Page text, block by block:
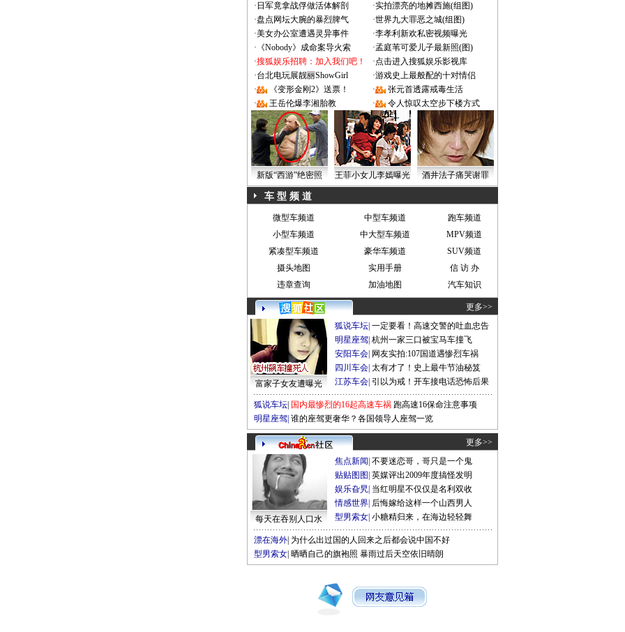
· 日军竟拿战俘做活体解剖 ·实拍漂亮的地摊西施(组图)
·盘点网坛大腕的暴烈脾气 ·世界九大罪恶之城(组图)
·美女办公室遭遇灵异事件 ·李孝利新欢私密视频曝光
· 《Nobody》成命案导火索 ·孟庭苇可爱儿子最新照(图)
·搜狐娱乐招聘：加入我们吧！ ·点击进入搜狐娱乐影视库
·台北电玩展靓丽ShowGirl ·游戏史上最般配的十对情侣
·
《变形金刚2》送票！ ·
张元首透露戒毒生活
·
王岳伦爆李湘胎教 · 令人惊叹太空步下楼方式
新版“西游”绝密照 王菲小女儿李嫣曝光 酒井法子痛哭谢罪
车 型 频 道
微型车频道 中型车频道
跑车频道
小型车频道
中大型车频道
MPV频道
紧凑型车频道
豪华车频道
SUV频道
摄头地图
实用手册
信 访 办
违章查询
加油地图 汽车知识
更多>>
富家子女友遭曝光
狐说车坛 一定要看！高速交警的吐血忠告
明星座驾 杭州一家三口被宝马车撞飞
安阳车会 网友实拍:107国道遇惨烈车祸
四川车会 太有才了！史上最牛节油秘笈
江苏车会 引以为戒！开车接电话恐怖后果
狐说车坛 国内最惨烈的16起高速车祸 跑高速16保命注意事项
明星座驾 谁的座驾更奢华？各国领导人座驾一览
更多>>
每天在吞别人口水
焦点新闻 不要迷恋哥，哥只是一个鬼
贴贴图图 英媒评出2009年度搞怪发明
娱乐旮旯 当红明星不仅仅是名利双收
情感世界 后悔嫁给这样一个山西男人
型男索女 小糖精归来，在海边轻轻舞
漂在海外 为什么出过国的人回来之后都会说中国不好
型男索女 晒晒自己的旗袍照 暴雨过后天空依旧晴朗